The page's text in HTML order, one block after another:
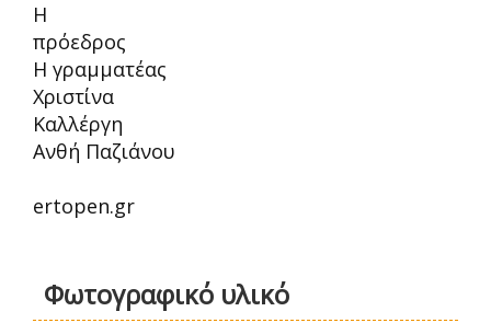
Η
πρόεδρος
Η γραμματέας
Χριστίνα
Καλλέργη
Ανθή Παζιάνου
ertopen.gr
Φωτογραφικό υλικό